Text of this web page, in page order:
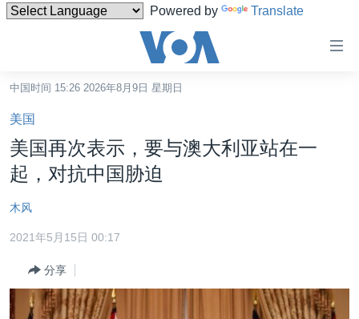
Powered by Translate
碍
链
接
跳
转
内
容
到
导
中国
最新国际新闻
印太
分类新闻
经济·金融·贸易
美中关系
中国时间 15:26 2026年8月9日 星期日
美国
美国再次表示，要与澳大利亚站在一
起，对抗中国胁迫
木风
2021年5月15日 00:17
分享